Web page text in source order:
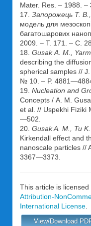
Mater. Res. – 1988. –
17. Запорожець Т.
модель для
багатошарових
2009. – Т. 171. – С.
18. Gusak А. M.,
describing the
spherical samples //
№ 10. – P.
19. Nucleation and
Concepts / А. M.
et al. // Uspekhi Fiziki
—502.
20. Gusak A. M., Tu K.
Kirkendall effect and
nanoscale particles //
3367—3373.
This article is licensed
Attribution-
International License
View/Download